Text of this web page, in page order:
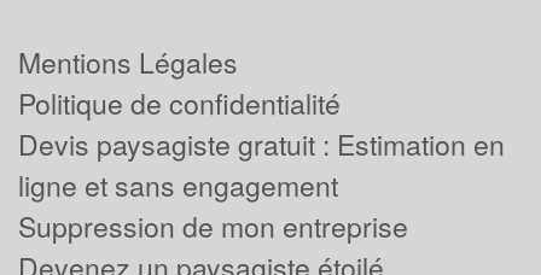
Mentions Légales
Politique de confidentialité
Devis paysagiste gratuit : Estimation en
ligne et sans engagement
Suppression de mon entreprise